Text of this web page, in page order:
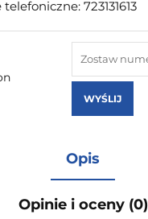
723131613
WYŚLIJ
Opis
Opinie i oceny (0)